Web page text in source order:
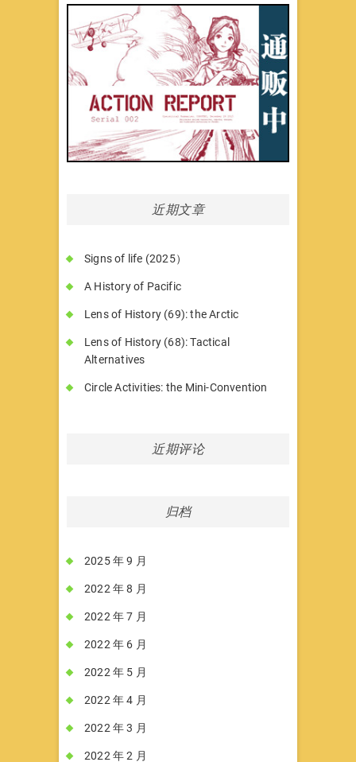
近期文章
Signs of life (2025）
A History of Pacific
Lens of History (69): the Arctic
Lens of History (68): Tactical
Alternatives
Circle Activities: the Mini-Convention
近期评论
归档
2025 年 9 月
2022 年 8 月
2022 年 7 月
2022 年 6 月
2022 年 5 月
2022 年 4 月
2022 年 3 月
2022 年 2 月